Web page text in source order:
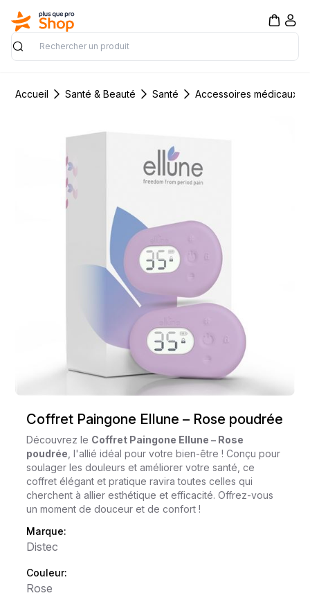
Rechercher
Accueil Santé & Beauté Santé Accessoires médicaux
Coffret Paingone Ellune – Rose poudrée
Découvrez le Coffret Paingone Ellune – Rose
poudrée , l'allié idéal pour votre bien-être ! Conçu pour
soulager les douleurs et améliorer votre santé, ce
coffret élégant et pratique ravira toutes celles qui
cherchent à allier esthétique et efficacité. Offrez-vous
un moment de douceur et de confort !
Marque:
Distec
Couleur:
Rose